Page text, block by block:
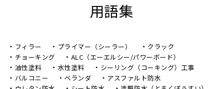
用語集
フィラー プライマー（シーラー）
クラック
チョーキング
ALC（エーエルシー/パワーボード）
油性塗料
水性塗料
シーリング（コーキング）工事
バルコニー
ベランダ
アスファルト防水